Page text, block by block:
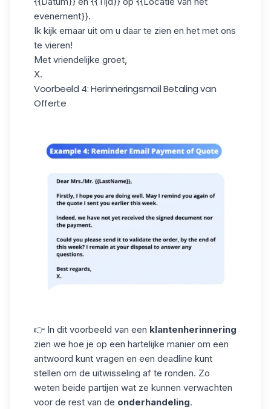
evenement}}.
Ik kijk ernaar uit om u daar te zien en het met ons
te vieren!
Met vriendelijke groet,
X.
Voorbeeld 4: Herinneringsmail Betaling van
Offerte
👉 In dit voorbeeld van een klantenherinnering
zien we hoe je op een hartelijke manier om een
antwoord kunt vragen en een deadline kunt
stellen om de uitwisseling af te ronden. Zo
weten beide partijen wat ze kunnen verwachten
voor de rest van de onderhandeling.